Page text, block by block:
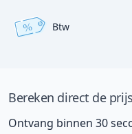
% Btw
Bereken direct de
Ontvang binnen 30